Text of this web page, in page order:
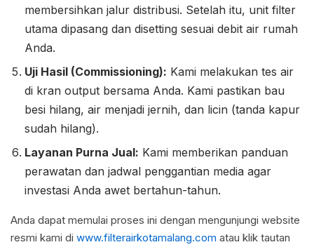
membersihkan jalur distribusi. Setelah itu, unit filter
utama dipasang dan disetting sesuai debit air rumah
Anda.
Uji Hasil (Commissioning): Kami melakukan tes air
di kran output bersama Anda. Kami pastikan bau
besi hilang, air menjadi jernih, dan licin (tanda kapur
sudah hilang).
Layanan Purna Jual: Kami memberikan panduan
perawatan dan jadwal penggantian media agar
investasi Anda awet bertahun-tahun.
Anda dapat memulai proses ini dengan mengunjungi website
resmi kami di www.filterairkotamalang.com atau klik tautan